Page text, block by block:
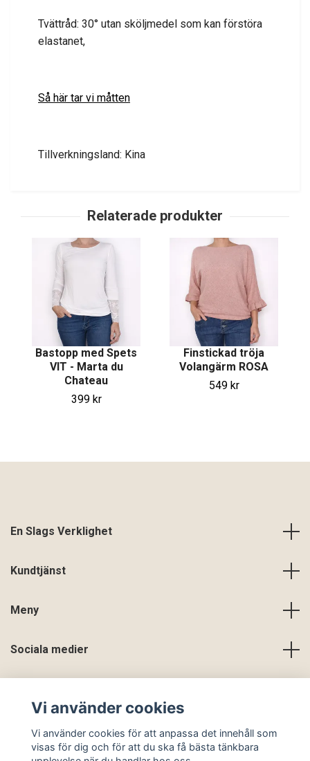
Tvättråd: 30° utan sköljmedel som kan förstöra
elastanet,
Så här tar vi måtten
Tillverkningsland: Kina
Bastopp med Spets
VIT - Marta du
Chateau
399 kr
Finstickad tröja
Volangärm ROSA
549 kr
En Slags Verklighet
Kundtjänst
Meny
Sociala medier
Vi använder cookies
Vi använder cookies för att anpassa det innehåll som
visas för dig och för att du ska få bästa tänkbara